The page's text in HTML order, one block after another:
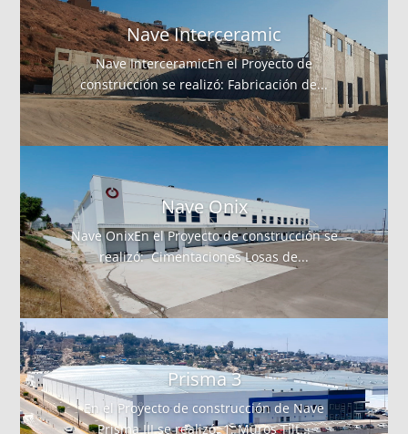
Nave Interceramic
Nave InterceramicEn el Proyecto de
construcción se realizó: Fabricación de...
Nave Onix
Nave OnixEn el Proyecto de construcción se
realizó: Cimentaciones Losas de...
Prisma 3
En el Proyecto de construcción de Nave
Prisma III se realizó: 1. Muros Tilt...